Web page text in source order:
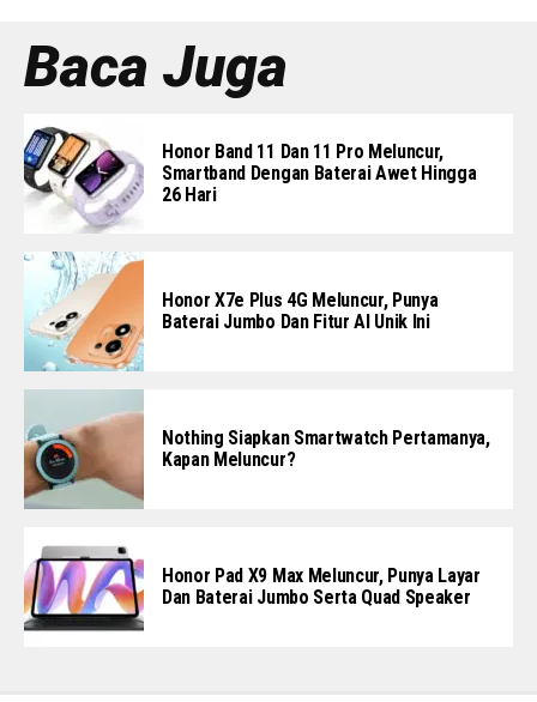
Baca Juga
Honor Band 11 Dan 11 Pro Meluncur,
Smartband Dengan Baterai Awet Hingga
26 Hari
Honor X7e Plus 4G Meluncur, Punya
Baterai Jumbo Dan Fitur AI Unik Ini
Nothing Siapkan Smartwatch Pertamanya,
Kapan Meluncur?
Honor Pad X9 Max Meluncur, Punya Layar
Dan Baterai Jumbo Serta Quad Speaker